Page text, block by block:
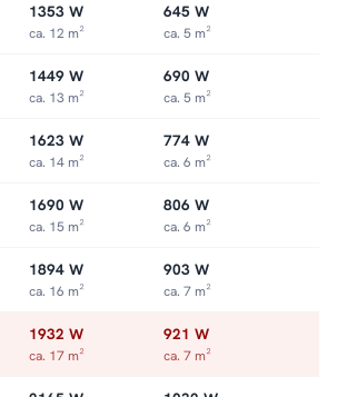
1353 W
ca. 12 m²
645 W
ca. 5 m²
1449 W
ca. 13 m²
690 W
ca. 5 m²
1623 W
ca. 14 m²
774 W
ca. 6 m²
1690 W
ca. 15 m²
806 W
ca. 6 m²
1894 W
ca. 16 m²
903 W
ca. 7 m²
1932 W
ca. 17 m²
921 W
ca. 7 m²